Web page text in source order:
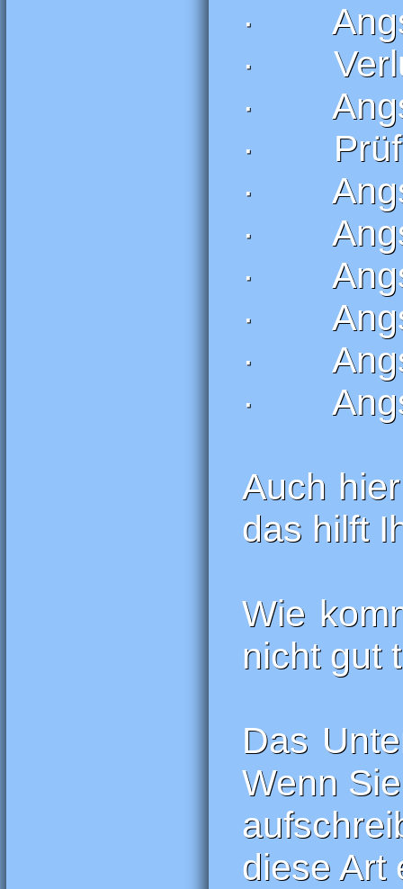
· Angst
·
· Angst
·
·
· Angst
· Angst
·
·
· Angst
Auch
das hilft
Wie
nicht gut
Das
Wenn
diese Art